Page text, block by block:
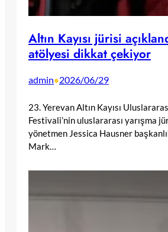
Altın Kayısı jürisi
atölyesi dikkat çekiyor
admin•2026/06/29
23. Yerevan Altın Kayısı
Festivali’nin uluslararası yarışma
yönetmen Jessica Hausner
Mark…